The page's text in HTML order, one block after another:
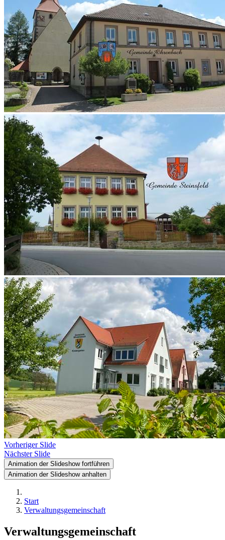
Vorheriger Slide
Nächster Slide
Animation der Slideshow fortführen
Animation der Slideshow anhalten
Start
Verwaltungsgemeinschaft
Verwaltungsgemeinschaft